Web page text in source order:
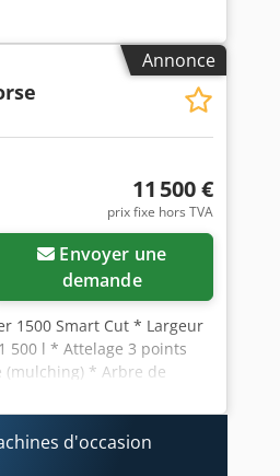
Annonce
11 500 €
prix fixe hors TVA
demande
1500 Smart Cut * Largeur
500 l * Attelage 3 points
(mulching) * Arbre de
fond * Vitesse de rotation :
: 8427 Support
contactez-nous
vente intermédiaire.
d'occasion